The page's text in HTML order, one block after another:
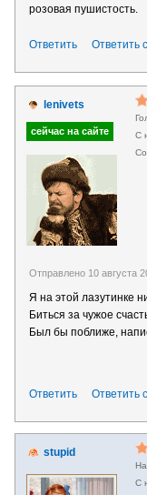
розовая пушистость.
Ответить Ответить
lenivets
Отправлено 10 августа
Я на этой лазутинке
Биться за чужое
Был бы поближе,
Ответить Ответить
stupid